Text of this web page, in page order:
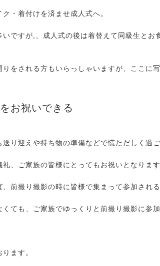
・着付けを済ませ成人式へ。
ですが,、成人式の後は着替えて同級生と
をされる方もいらっしゃいますが、ここに
お祝いできる
り迎えや持ち物の準備などで慌ただしく過
、ご家族の皆様にとってもお祝いとなります
前撮り撮影の時に皆様で集まって参加され
ても、ご家族でゆっくりと前撮り撮影に参
ます。